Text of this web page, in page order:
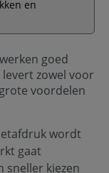
en
goed
zowel voor
voordelen
wordt
gaat
sneller kiezen